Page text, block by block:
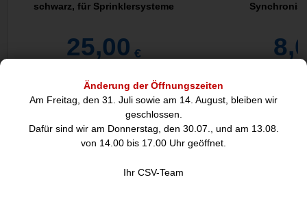
Änderung der Öffnungszeiten
Am Freitag, den 31. Juli sowie am 14. August, bleiben wir
geschlossen.
Dafür sind wir am Donnerstag, den 30.07., und am 13.08.
von 14.00 bis 17.00 Uhr geöffnet.
Ihr CSV-Team
schwarz, für Sprinklersysteme
25,00 €
DIESE ARTIKEL KÖNNTEN SIE
AUCH INTERESSIEREN: